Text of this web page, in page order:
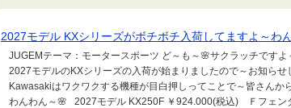
2027モデル KXシリーズがボチボチ入荷してますよ～わ
JUGEMテーマ：モータースポーツ ど～も～🌸サクラッチです
2027モデルのKXシリーズの入荷が始まりましたので～お知ら
Kawasakiはワクワクする機種が目白押しってことで～皆さんか
わんわん～🌸 2027モデル KX250F ￥924.000(税込) Ｆフェン